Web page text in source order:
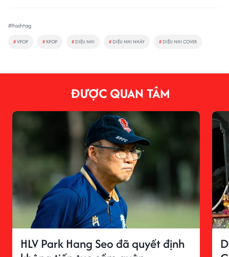
#Hashtag
#VPOP # KPOP # DIỆU NHI # DIỆU NHI NHẢY # DIỆU NHI COVER
ĐƯỢC QUAN TÂM
HLV Park Hang Seo đã quyết định